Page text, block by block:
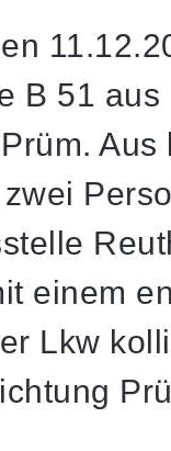
B 51
einem
Lkw